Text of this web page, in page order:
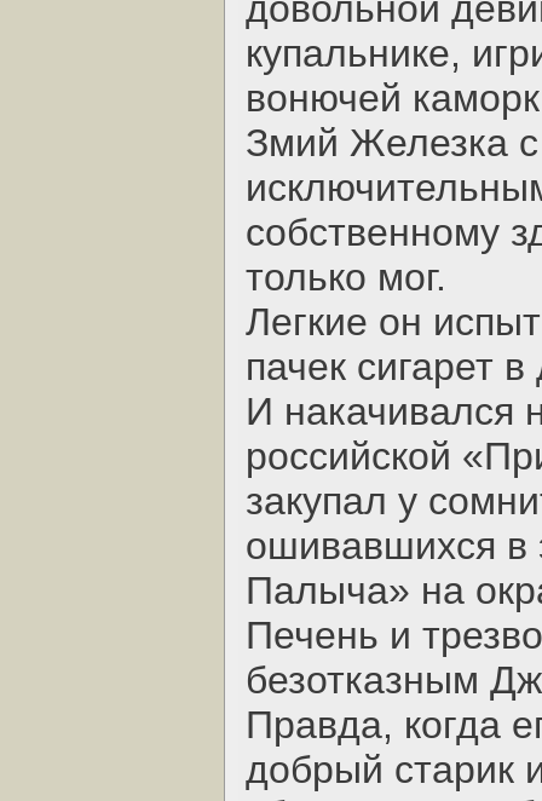
купальнике,
вонючей
Змий Железка с
собственному
только мог.
Легкие он
пачек сигарет
И накачивался
российской
закупал у
ошивавшихся в
Палыча» на
Печень и
безотказным
Правда, когда
добрый старик